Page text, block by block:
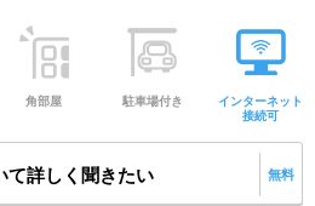
角部屋 駐車場付き
インターネット
接続可
て詳しく聞きたい 無料